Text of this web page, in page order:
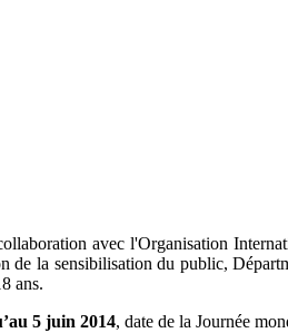
avec l'Organisation
la sensibilisation du public,
ans.
5 juin 2014, date de la Journée